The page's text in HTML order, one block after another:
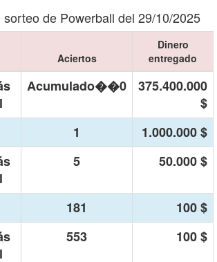
de Powerball del 29/10/2025
Aciertos
Dinero
entregado
Acumulado��0
375.400.000
$
1
1.000.000 $
5 50.000 $
181
100 $
553 100 $